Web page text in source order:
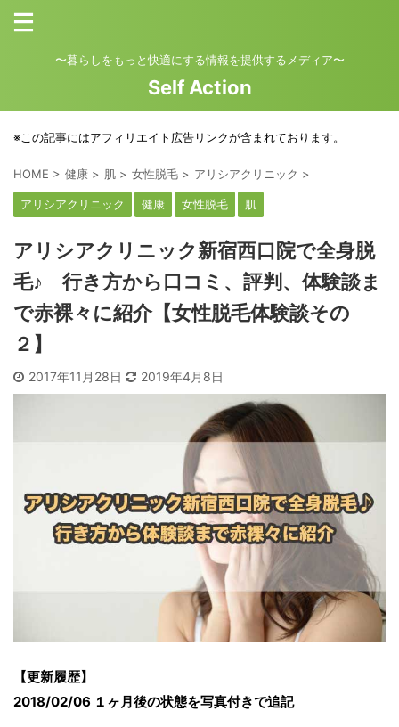
〜暮らしをもっと快適にする情報を提供するメディア〜
Self Action
※この記事にはアフィリエイト広告リンクが含まれております。
HOME > 健康 > 肌 > 女性脱毛 > アリシアクリニック >
アリシアクリニック 健康 女性脱毛 肌
アリシアクリニック新宿西口院で全身脱
毛♪ 行き方から口コミ、評判、体験談ま
で赤裸々に紹介【女性脱毛体験談その
２】
2017年11月28日 2019年4月8日
【更新履歴】
2018/02/06 １ヶ月後の状態を写真付きで追記